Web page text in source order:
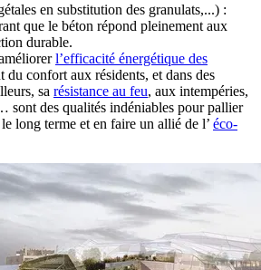
en substitution des granulats,...) :
que le béton répond pleinement aux
durable.
l’efficacité énergétique des
du confort aux résidents, et dans des
sa résistance au feu, aux intempéries,
sont des qualités indéniables pour pallier
long terme et en faire un allié de l’ éco-